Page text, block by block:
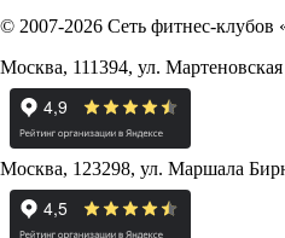
© 2007-2026 Сеть фитнес-
Москва, 111394, ул.
Москва, 123298, ул. Маршала